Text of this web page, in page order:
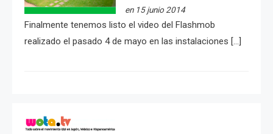
en 15 junio 2014
Finalmente tenemos listo el video del Flashmob
realizado el pasado 4 de mayo en las instalaciones […]